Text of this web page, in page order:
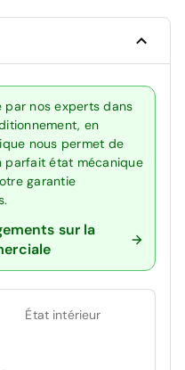
par nos experts dans
en
nous permet de
parfait état mécanique
garantie
sur la
État intérieur